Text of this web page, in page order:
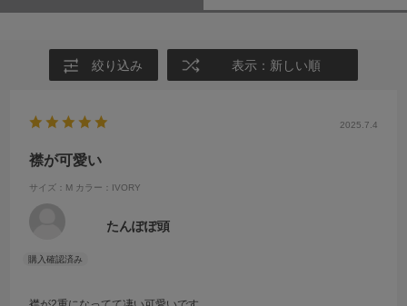
絞り込み 表示：新しい順
2025.7.4
襟が可愛い
サイズ：M カラー：IVORY
たんぽぽ頭